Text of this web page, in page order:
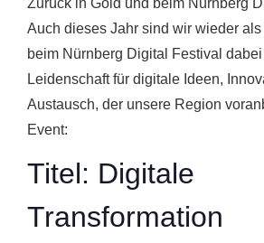
Zurück in Gold und beim Nürnberg
Auch dieses Jahr sind wir wieder
beim Nürnberg Digital Festival
Leidenschaft für digitale Ideen,
Austausch, der unsere Region
Event:
Titel: Digitale
Transformation